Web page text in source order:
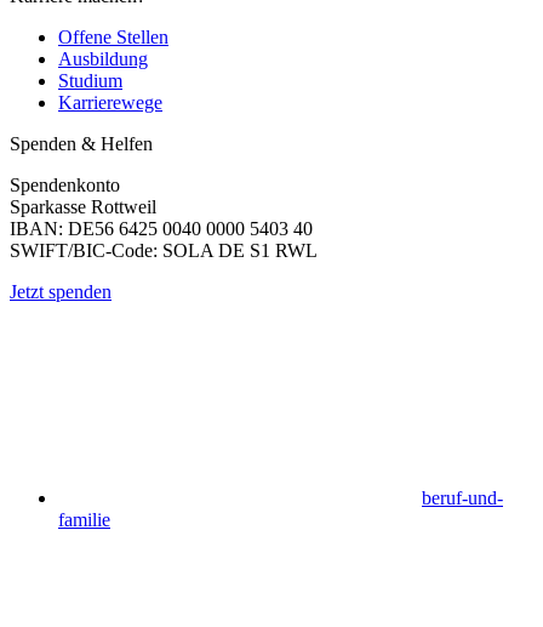
Offene Stellen
Ausbildung
Studium
Karrierewege
Spenden & Helfen
Spendenkonto
Sparkasse Rottweil
IBAN: DE56 6425 0040 0000 5403 40
SWIFT/BIC-Code: SOLA DE S1 RWL
Jetzt spenden
beruf-und-
familie